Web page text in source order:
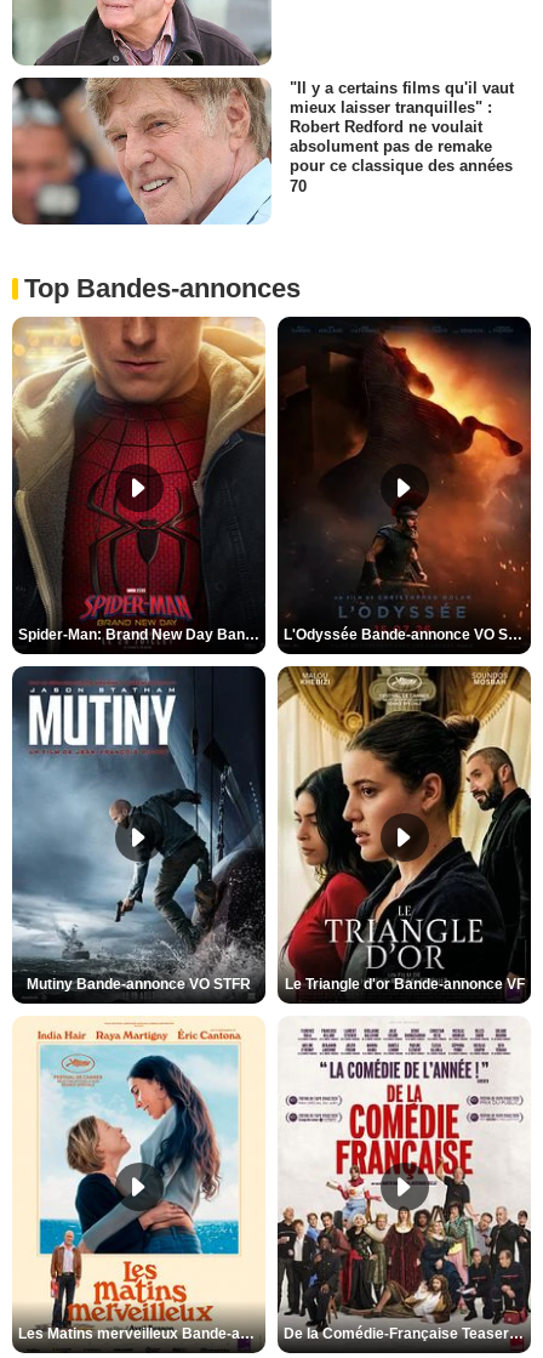
"Il y a certains films qu'il vaut
mieux laisser tranquilles" :
Robert Redford ne voulait
absolument pas de remake
pour ce classique des années
70
Top Bandes-annonces
Spider-Man: Brand New Day Bande-annonce VO STFR L'Odyssée Bande-annonce VO STFR
Mutiny Bande-annonce VO STFR Le Triangle d'or Bande-annonce VF
Les Matins merveilleux Bande-annonce VF De la Comédie-Française Teaser VF